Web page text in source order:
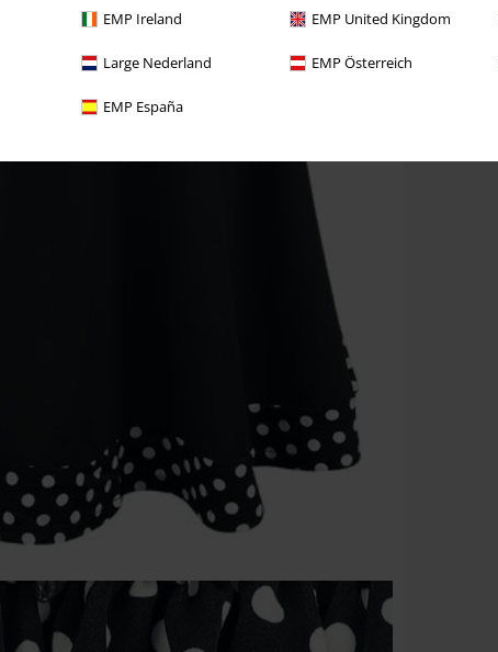
EMP Ireland EMP United Kingdom
Large Nederland EMP Österreich
EMP España